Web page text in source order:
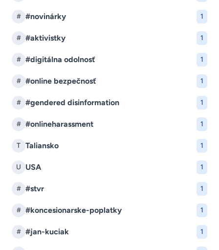
# #novinárky 1
# #aktivistky 1
# #digitálna odolnosť 1
# #online bezpečnosť 1
# #gendered disinformation 1
# #onlineharassment 1
T Taliansko 1
U USA 1
# #stvr 1
# #koncesionarske-poplatky 1
# #jan-kuciak 1